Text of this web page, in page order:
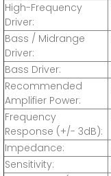
High-Frequency
Driver:
Bass / Midrange
Driver:
Bass Driver:
Recommended
Amplifier Power:
Frequency
Response (+/- 3dB):
Impedance:
Sensitivity: